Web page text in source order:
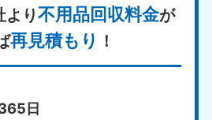
より不用品回収料金が
再見積もり ！
日